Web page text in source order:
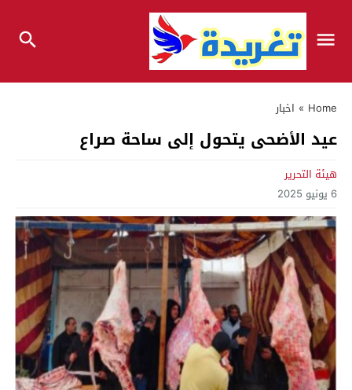
Home
» اخبار
عيد الأضحى يتحول إلى ساحة صراع
هيئة التحرير
6 يونيو 2025